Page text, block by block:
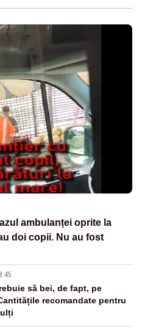
ambulanței oprite la
doi copii. Nu au fost
să bei, de fapt, pe
recomandate pentru